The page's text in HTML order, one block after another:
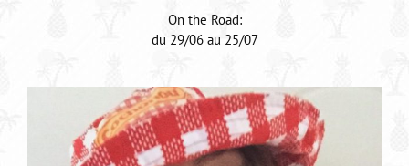
On the Road:
du 29/06 au 25/07